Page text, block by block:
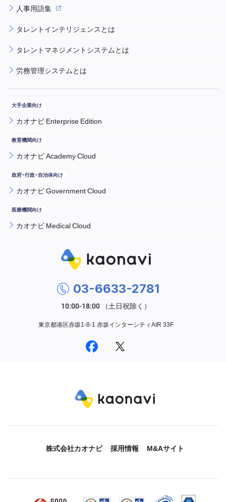
人事用語集
タレントインテリジェンスとは
タレントマネジメントシステムとは
労務管理システムとは
カオナビ Enterprise Edition
カオナビ Academy Cloud
カオナビ Government Cloud
カオナビ Medical Cloud
03-6633-2781
東京都港区赤坂1-8-1 赤坂インターシティAIR 33F
株式会社カオナビ 採用情報 M&Aサイト